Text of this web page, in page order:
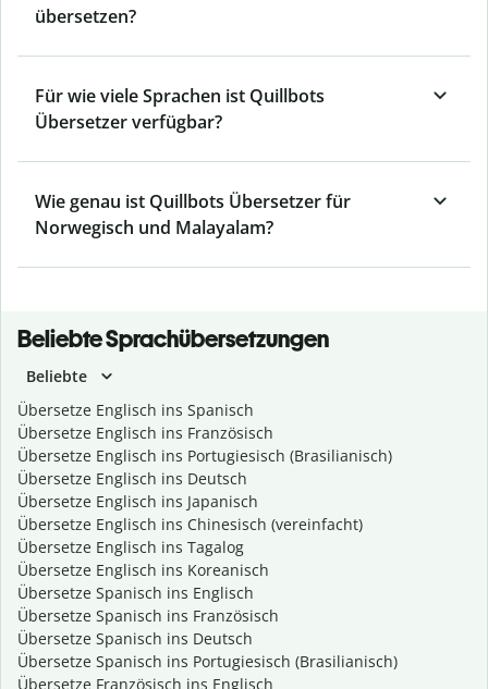
übersetzen?
Für wie viele Sprachen ist Quillbots
Übersetzer verfügbar?
Wie genau ist Quillbots Übersetzer für
Norwegisch und Malayalam?
Beliebte Sprachübersetzungen
Beliebte
Übersetze Englisch ins Spanisch
Übersetze Englisch ins Französisch
Übersetze Englisch ins Portugiesisch (Brasilianisch)
Übersetze Englisch ins Deutsch
Übersetze Englisch ins Japanisch
Übersetze Englisch ins Chinesisch (vereinfacht)
Übersetze Englisch ins Tagalog
Übersetze Englisch ins Koreanisch
Übersetze Spanisch ins Englisch
Übersetze Spanisch ins Französisch
Übersetze Spanisch ins Deutsch
Übersetze Spanisch ins Portugiesisch (Brasilianisch)
Übersetze Französisch ins Englisch